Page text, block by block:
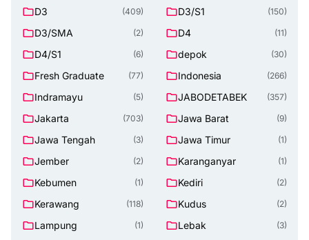
D3 (409) D3/S1 (150)
D3/SMA (2) D4 (11)
D4/S1 (6) depok (30)
Fresh Graduate (77) Indonesia (266)
Indramayu (5) JABODETABEK (357)
Jakarta (703) Jawa Barat (9)
Jawa Tengah (3) Jawa Timur (1)
Jember (2) Karanganyar (1)
Kebumen (1) Kediri (2)
Kerawang (118) Kudus (2)
Lampung (1) Lebak (3)